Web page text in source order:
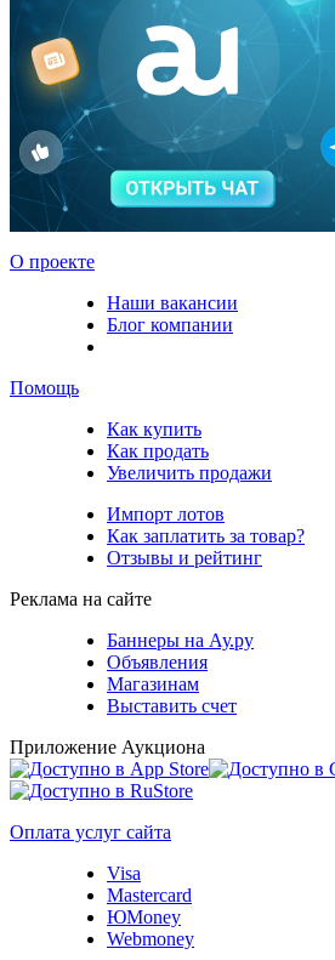
О проекте
Наши вакансии
Блог компании
Помощь
Как купить
Как продать
Увеличить продажи
Импорт лотов
Как заплатить за товар?
Отзывы и рейтинг
Реклама на сайте
Баннеры на Ау.ру
Объявления
Магазинам
Выставить счет
Приложение Аукциона
Оплата услуг сайта
Visa
Mastercard
ЮMoney
Webmoney